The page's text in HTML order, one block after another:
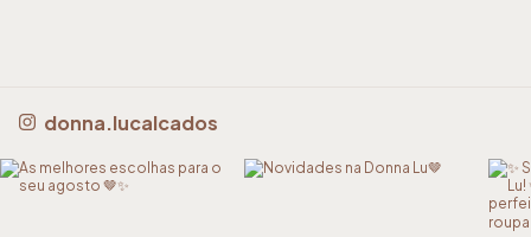
donna.lucalcados